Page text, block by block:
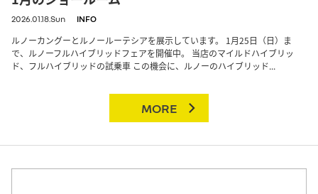
2026.01.18.Sun INFO
ルノーカングーとルノールーテシアを展示しています。 1月25日（日）ま
で、ルノーフルハイブリッドフェアを開催中。 当店のマイルドハイブリッ
ド、フルハイブリッドの試乗車 この機会に、ルノーのハイブリッド...
MORE